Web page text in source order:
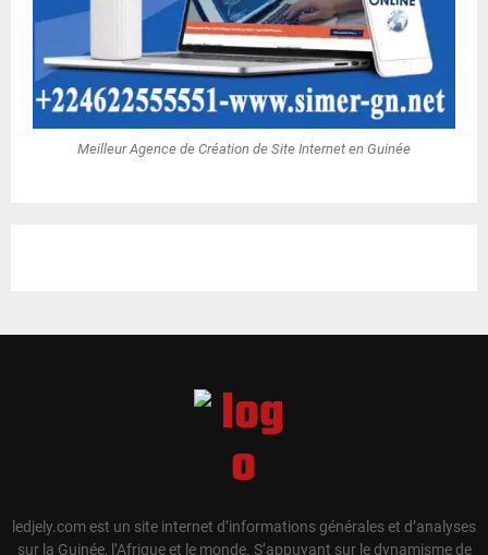
Meilleur Agence de Création de Site Internet en Guinée
ledjely.com est un site internet d’informations générales et d’analyses
sur la Guinée, l’Afrique et le monde. S’appuyant sur le dynamisme de